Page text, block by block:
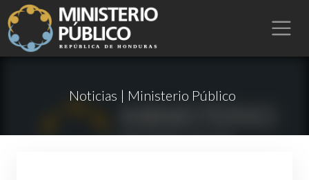
Noticias | Ministerio Público